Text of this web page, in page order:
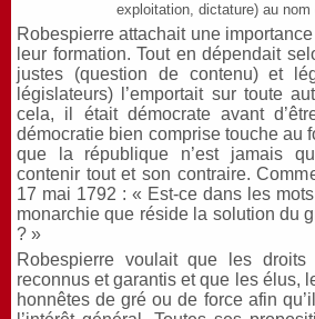
exploitation, dictature) au
Robespierre attachait une
leur formation. Tout en dépendait
justes (question de contenu) et
législateurs) l’emportait sur toute
cela, il était démocrate avant
démocratie bien comprise touche au
que la république n’est jamais
contenir tout et son contraire.
17 mai 1792 : « Est-ce dans les
monarchie que réside la solution du
? »
Robespierre voulait que les
reconnus et garantis et que les élus,
honnêtes de gré ou de force afin